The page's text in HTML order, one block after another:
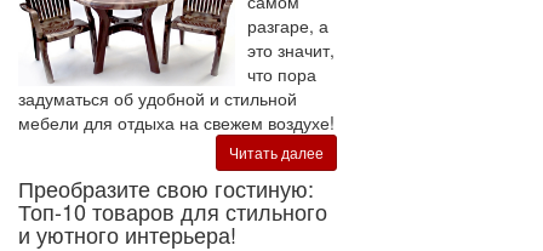
разгаре, а
это значит,
что пора
задуматься об удобной и стильной
мебели для отдыха на свежем воздухе!
Читать далее
Преобразите свою гостиную:
Топ-10 товаров для стильного
и уютного интерьера!